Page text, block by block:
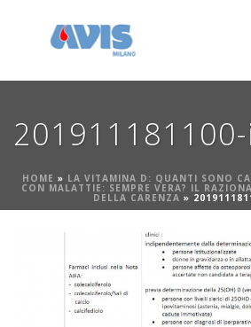
HOME » LA VITAMINA D: QUANTI SONO
CON MALATTIE: SEMPRE VERA? IL
DELLA CARENZA »